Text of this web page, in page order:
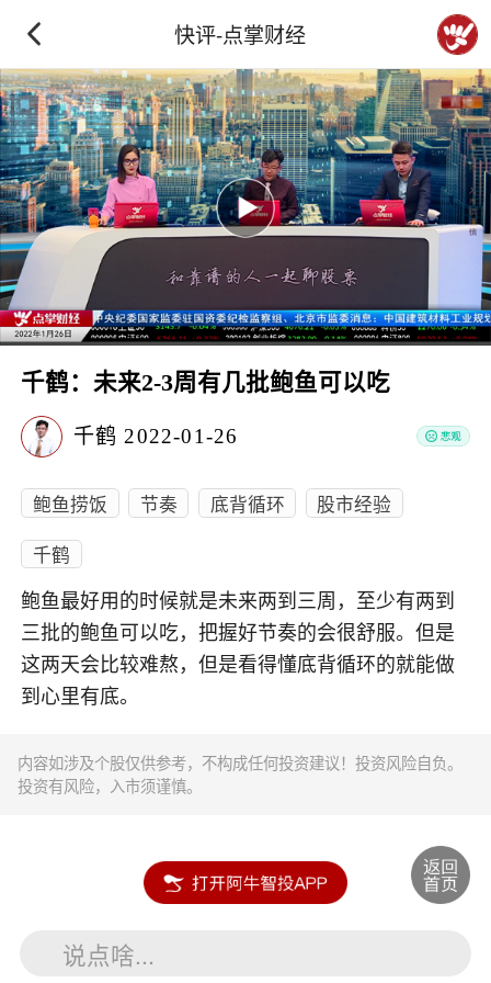
快评-点掌财经
千鹤：未来2-3周有几批鲍鱼可以吃
千鹤 2022-01-26
鲍鱼捞饭 节奏 底背循环
股市经验
千鹤
鲍鱼最好用的时候就是未来两到三周，至少有两到
三批的鲍鱼可以吃，把握好节奏的会很舒服。但是
这两天会比较难熬，但是看得懂底背循环的就能做
到心里有底。
内容如涉及个股仅供参考，不构成任何投资建议！投资风险自负。
投资有风险，入市须谨慎。
说点啥...